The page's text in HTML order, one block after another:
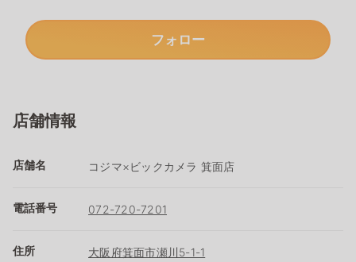
フォロー
店舗情報
店舗名 コジマ×ビックカメラ 箕面店
電話番号 072-720-7201
住所 大阪府箕面市瀬川5-1-1